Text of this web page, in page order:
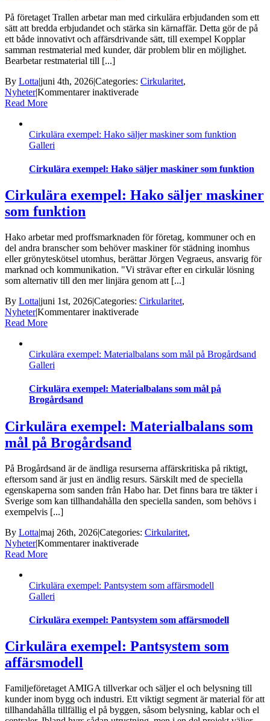
På företaget Trallen arbetar man med cirkulära erbjudanden som ett
sätt att bredda erbjudandet och stärka sin kärnaffär. Detta gör de på
ett både innovativt och affärsdrivande sätt, till exempel Kopplar
samman restmaterial med kunder, där problem blir en möjlighet.
Bearbetar restmaterial till [...]
By Lotta|juni 4th, 2026|Categories: Cirkularitet,
Nyheter|Kommentarer inaktiveradeför
Trallen
affär
affär
Read More
Cirkulära exempel: Hako säljer maskiner som funktion
Galleri
Cirkulära exempel: Hako säljer maskiner som funktion
Cirkulära exempel: Hako säljer maskiner
som funktion
Hako arbetar med proffsmarknaden för företag, kommuner och en
del andra branscher som behöver maskiner för städning inomhus
eller grönyteskötsel utomhus, berättar Jörgen Vegraeus, ansvarig för
marknad och kommunikation. "Vi strävar efter en cirkulär lösning
som alternativ till den mer linjära genom att [...]
By Lotta|juni 1st, 2026|Categories: Cirkularitet,
Nyheter|Kommentarer inaktiveradeför
säljer
funktion
Read More
Cirkulära exempel: Materialbalans som mål på Brogårdsand
Galleri
Cirkulära exempel: Materialbalans som mål på
Brogårdsand
Cirkulära exempel: Materialbalans som
mål på Brogårdsand
På Brogårdsand är de ändliga resurserna affärskritiska på riktigt,
eftersom sand är just en ändlig resurs. Särskilt med de speciella
egenskaperna som sanden från Habo har. Det finns bara tre täkter i
Sverige som kan tillhandahålla den speciella sanden, som behövs i
exempelvis [...]
By Lotta|maj 26th, 2026|Categories: Cirkularitet,
Nyheter|Kommentarer inaktiveradeför
som
Brogårdsand
Read More
Cirkulära exempel: Pantsystem som affärsmodell
Galleri
Cirkulära exempel: Pantsystem som affärsmodell
Cirkulära exempel: Pantsystem som
affärsmodell
Familjeföretaget AMIGA tillverkar och säljer el och belysning till
kunder inom bygg och industri. Ett viktigt segment är material för att
tillhandahålla tillfällig el på byggen, såsom belysning, kablar och el